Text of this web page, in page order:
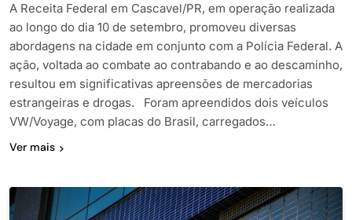
A Receita Federal em Cascavel/PR, em operação realizada
ao longo do dia 10 de setembro, promoveu diversas
abordagens na cidade em conjunto com a Polícia Federal. A
ação, voltada ao combate ao contrabando e ao descaminho,
resultou em significativas apreensões de mercadorias
estrangeiras e drogas. Foram apreendidos dois veículos
VW/Voyage, com placas do Brasil, carregados…
Ver mais